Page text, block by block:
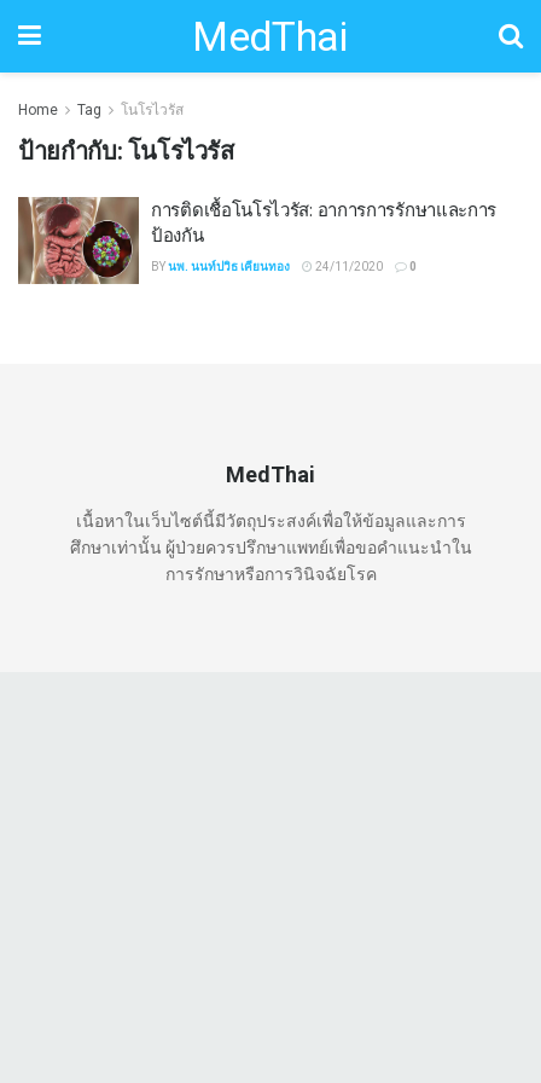
MedThai
Home Tag โนโรไวรัส
ป้ายกำกับ: โนโรไวรัส
การติดเชื้อโนโรไวรัส: อาการการรักษาและการ
ป้องกัน
BYนพ. นนท์ปวิธ เคียนทอง 24/11/2020 0
MedThai
เนื้อหาในเว็บไซต์นี้มีวัตถุประสงค์เพื่อให้ข้อมูลและการ
ศึกษาเท่านั้น ผู้ป่วยควรปรึกษาแพทย์เพื่อขอคำแนะนำใน
การรักษาหรือการวินิจฉัยโรค